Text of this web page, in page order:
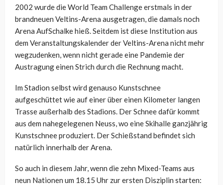
2002 wurde die World Team Challenge erstmals in der
brandneuen Veltins-Arena ausgetragen, die damals noch
Arena AufSchalke hieß. Seitdem ist diese Institution aus
dem Veranstaltungskalender der Veltins-Arena nicht mehr
wegzudenken, wenn nicht gerade eine Pandemie der
Austragung einen Strich durch die Rechnung macht.
Im Stadion selbst wird genauso Kunstschnee
aufgeschüttet wie auf einer über einen Kilometer langen
Trasse außerhalb des Stadions. Der Schnee dafür kommt
aus dem nahegelegenen Neuss, wo eine Skihalle ganzjährig
Kunstschnee produziert. Der Schießstand befindet sich
natürlich innerhalb der Arena.
So auch in diesem Jahr, wenn die zehn Mixed-Teams aus
neun Nationen um 18.15 Uhr zur ersten Disziplin starten: